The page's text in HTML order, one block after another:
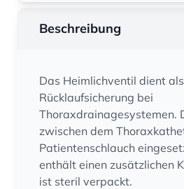
Beschreibung
Das Heimlichventil dient als
Rücklaufsicherung bei
Thoraxdrainagesystemen.
zwischen dem
Patientenschlauch
enthält einen zusätzlichen
ist steril verpackt.